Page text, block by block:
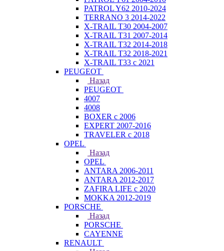
PATROL Y62 2010-2024
TERRANO 3 2014-2022
X-TRAIL T30 2004-2007
X-TRAIL T31 2007-2014
X-TRAIL T32 2014-2018
X-TRAIL T32 2018-2021
X-TRAIL T33 с 2021
PEUGEOT
Назад
PEUGEOT
4007
4008
BOXER с 2006
EXPERT 2007-2016
TRAVELER с 2018
OPEL
Назад
OPEL
ANTARA 2006-2011
ANTARA 2012-2017
ZAFIRA LIFE с 2020
MOKKA 2012-2019
PORSCHE
Назад
PORSCHE
CAYENNE
RENAULT